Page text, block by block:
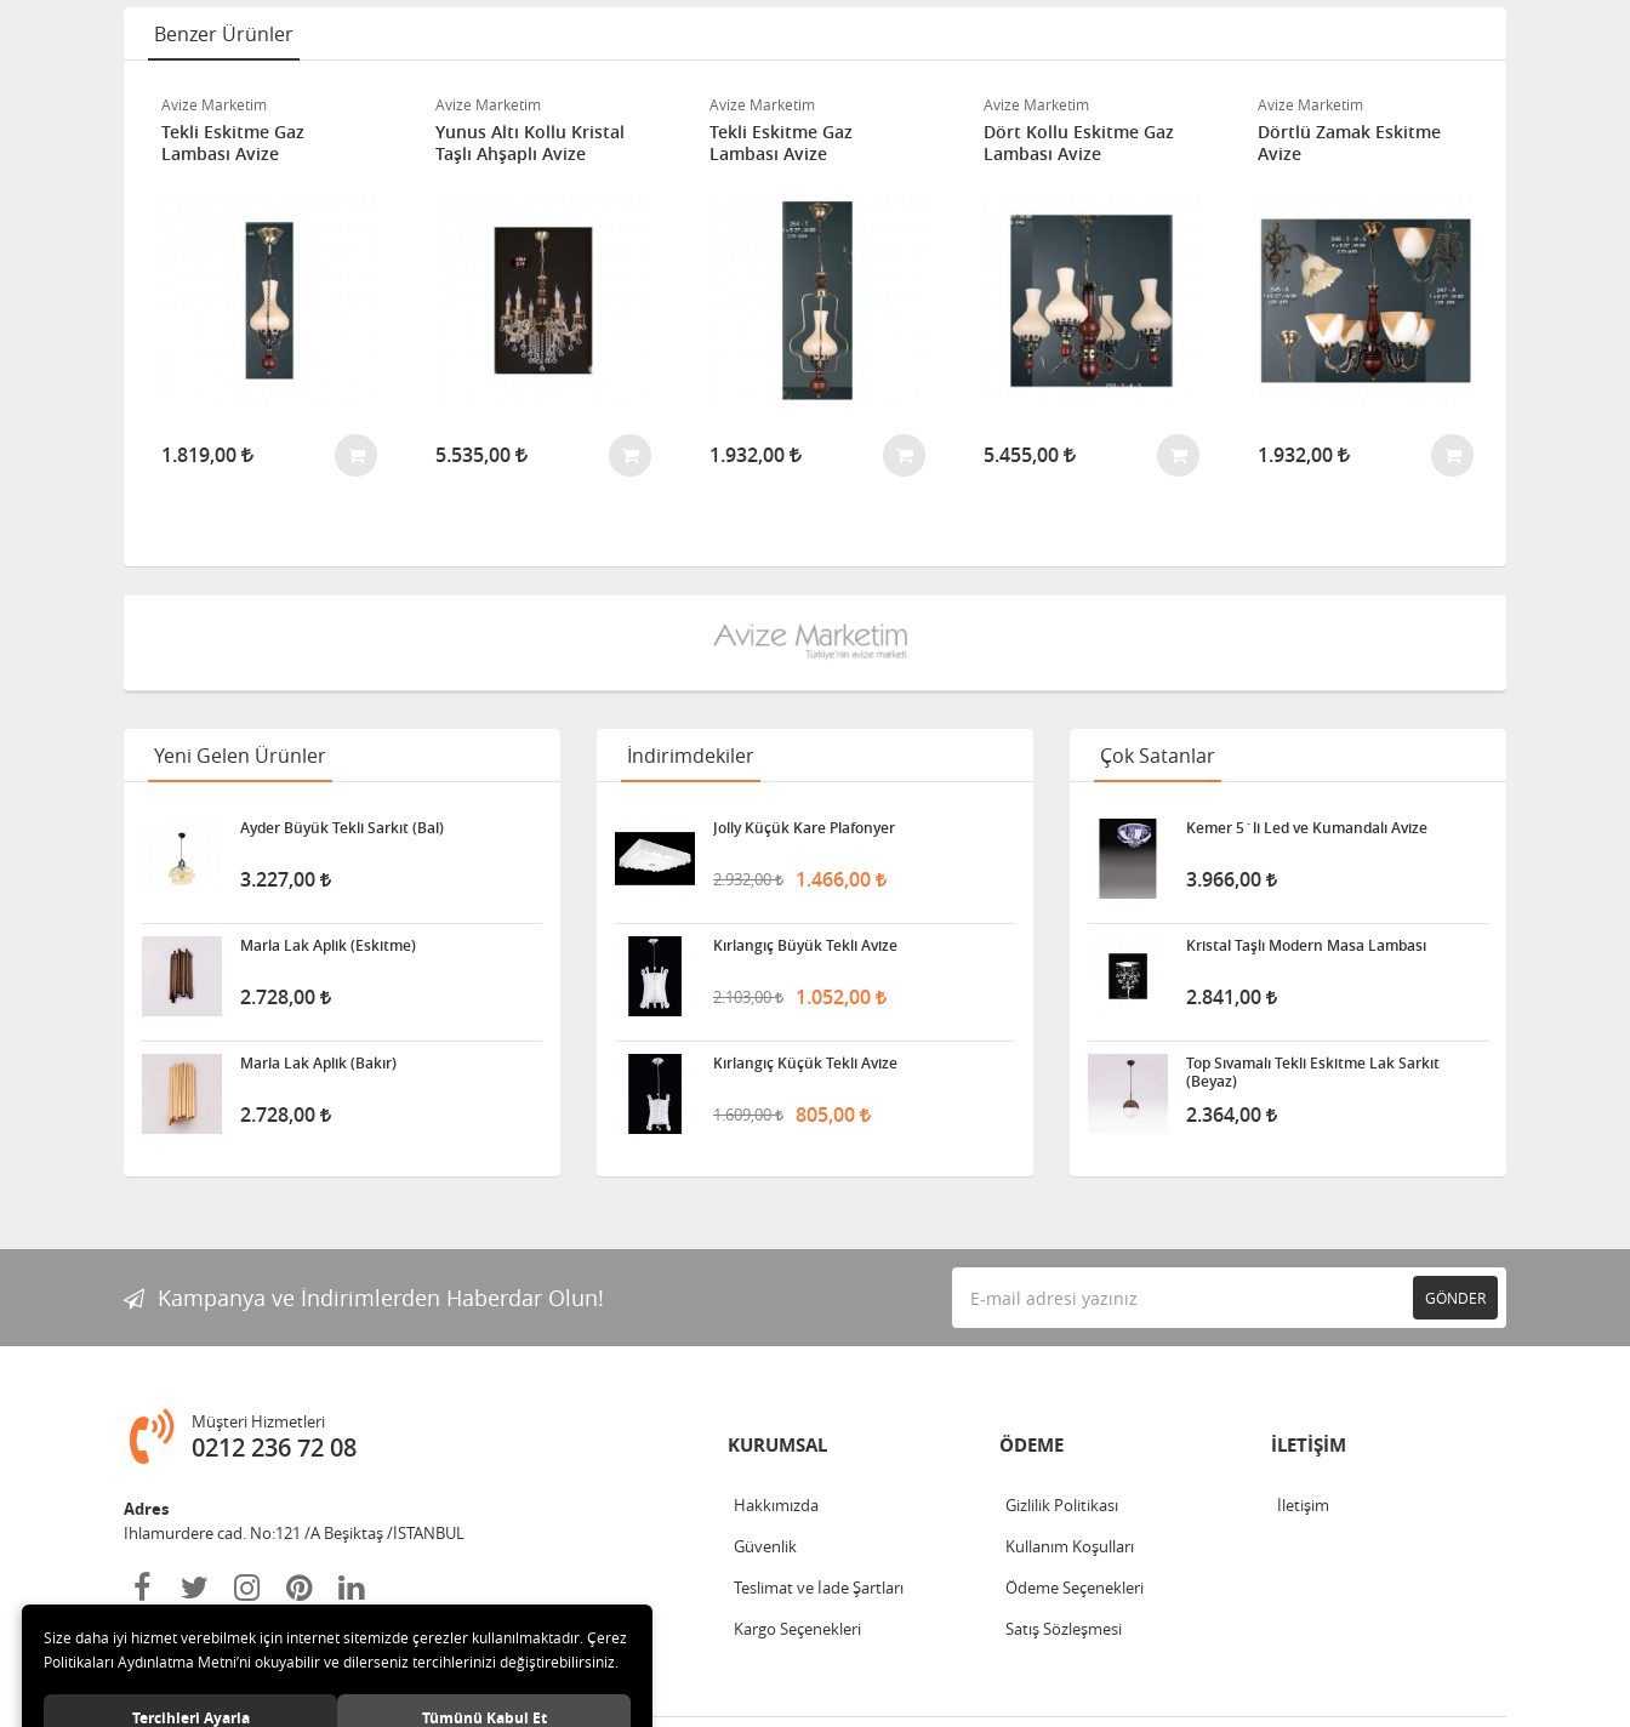
Benzer Ürünler
Avize Marketim
Tekli Eskitme Gaz
Lambası Avize
1.819,00
Avize Marketim
Yunus Altı Kollu Kristal
Taşlı Ahşaplı Avize
5.535,00
Avize Marketim
Tekli Eskitme Gaz
Lambası Avize
1.932,00
Avize Marketim
Dört Kollu Eskitme Gaz
Lambası Avize
5.455,00
Avize Marketim
Dörtlü Zamak Eskitme
Avize
1.932,00
Yeni Gelen Ürünler
Ayder Büyük Tekli Sarkıt (Bal)
3.227,00
Marla Lak Aplik (Eskitme)
2.728,00
Marla Lak Aplik (Bakır)
2.728,00
İndirimdekiler
Jolly Küçük Kare Plafonyer
2.932,00 1.466,00
Kırlangıç Büyük Tekli Avize
2.103,00 1.052,00
Kırlangıç Küçük Tekli Avize
1.609,00 805,00
Çok Satanlar
Kemer 5´li Led ve Kumandalı Avize
3.966,00
Kristal Taşlı Modern Masa Lambası
2.841,00
Top Sıvamalı Tekli Eskitme Lak Sarkıt
(Beyaz)
2.364,00
Kampanya ve İndirimlerden Haberdar Olun! GÖNDER
Müşteri Hizmetleri
0212 236 72 08
Adres
Ihlamurdere cad. No:121 /A Beşiktaş /İSTANBUL
KURUMSAL
Hakkımızda
Güvenlik
Teslimat ve İade Şartları
Kargo Seçenekleri
ÖDEME
Gizlilik Politikası
Kullanım Koşulları
Ödeme Seçenekleri
Satış Sözleşmesi
İLETİŞİM
İletişim
Size daha iyi hizmet verebilmek için internet sitemizde çerezler kullanılmaktadır. Çerez
Politikaları Aydınlatma Metni’ni okuyabilir ve dilerseniz tercihlerinizi değiştirebilirsiniz.
Tercihleri Ayarla Tümünü Kabul Et